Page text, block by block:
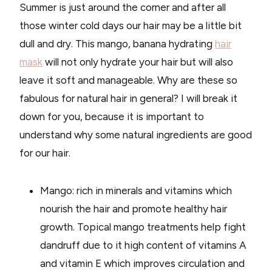
Summer is just around the corner and after all
those winter cold days our hair may be a little bit
dull and dry. This mango, banana hydrating hair
mask will not only hydrate your hair but will also
leave it soft and manageable. Why are these so
fabulous for natural hair in general? I will break it
down for you, because it is important to
understand why some natural ingredients are good
for our hair.
Mango: rich in minerals and vitamins which
nourish the hair and promote healthy hair
growth. Topical mango treatments help fight
dandruff due to it high content of vitamins A
and vitamin E which improves circulation and